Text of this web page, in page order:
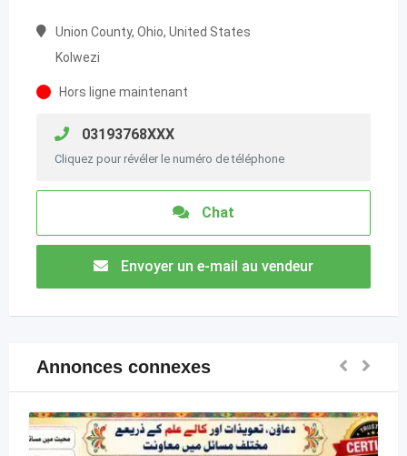
Union County, Ohio, United States
Kolwezi
Hors ligne maintenant
03193768XXX
Cliquez pour révéler le numéro de téléphone
Chat
Envoyer un e-mail au vendeur
Annonces connexes